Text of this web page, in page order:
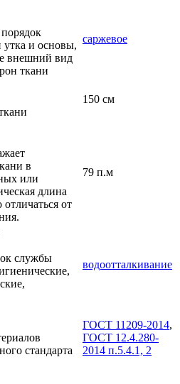
утка и основы,
внешний вид
ткани
саржевое
150 см
в
или
длина
от
79 п.м
службы
водоотталкивание
стандарта
ГОСТ 11209-2014,
ГОСТ 12.4.280-
2014 п.5.4.1, 2